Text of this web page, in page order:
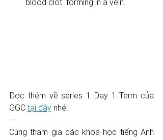
blood clot  forming in a vein.
Đọc thêm về series 1 Day 1 Term của
GGC tại đây nhé!
---
Cùng tham gia các khoá học tiếng Anh